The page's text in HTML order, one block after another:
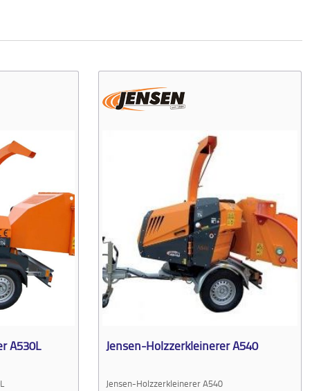
A530L Jensen-Holzzerkleinerer A540
Jensen-Holzzerkleinerer A540